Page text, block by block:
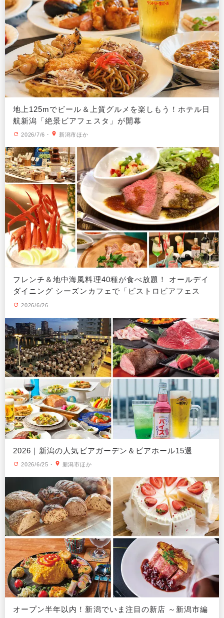
地上125mでビール＆上質グルメを楽しもう！ホテル日
航新潟「絶景ビアフェスタ」が開幕
2026/7/6 ・ 新潟市ほか
フレンチ＆地中海風料理40種が食べ放題！ オールデイ
ダイニング シーズンカフェで「ビストロビアフェス
タ」開催
2026/6/26
2026｜新潟の人気ビアガーデン＆ビアホール15選
2026/6/25 ・ 新潟市ほか
オープン半年以内！新潟でいま注目の新店 ～新潟市編